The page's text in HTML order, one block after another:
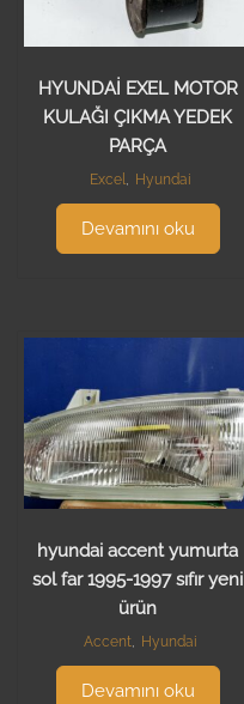
HYUNDAİ EXEL MOTOR
KULAĞI ÇIKMA YEDEK
PARÇA
Excel, Hyundai
Devamını oku
hyundai accent yumurta
sol far 1995-1997 sıfır yeni
ürün
Accent, Hyundai
Devamını oku